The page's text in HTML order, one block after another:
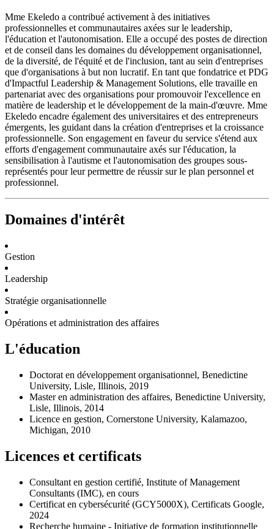
Mme Ekeledo a contribué activement à des initiatives
professionnelles et communautaires axées sur le leadership,
l'éducation et l'autonomisation. Elle a occupé des postes de direction
et de conseil dans les domaines du développement organisationnel,
de la diversité, de l'équité et de l'inclusion, tant au sein d'entreprises
que d'organisations à but non lucratif. En tant que fondatrice et PDG
d'Impactful Leadership & Management Solutions, elle travaille en
partenariat avec des organisations pour promouvoir l'excellence en
matière de leadership et le développement de la main-d'œuvre. Mme
Ekeledo encadre également des universitaires et des entrepreneurs
émergents, les guidant dans la création d'entreprises et la croissance
professionnelle. Son engagement en faveur du service s'étend aux
efforts d'engagement communautaire axés sur l'éducation, la
sensibilisation à l'autisme et l'autonomisation des groupes sous-
représentés pour leur permettre de réussir sur le plan personnel et
professionnel.
Domaines d'intérêt
Gestion
Leadership
Stratégie organisationnelle
Opérations et administration des affaires
L'éducation
Doctorat en développement organisationnel, Benedictine
University, Lisle, Illinois, 2019
Master en administration des affaires, Benedictine University,
Lisle, Illinois, 2014
Licence en gestion, Cornerstone University, Kalamazoo,
Michigan, 2010
Licences et certificats
Consultant en gestion certifié, Institute of Management
Consultants (IMC), en cours
Certificat en cybersécurité (GCY5000X), Certificats Google,
2024
Recherche humaine - Initiative de formation institutionnelle